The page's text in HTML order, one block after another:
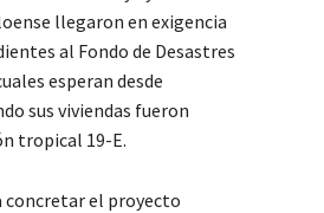
llegaron en exigencia
al Fondo de Desastres
esperan desde
sus viviendas fueron
tropical 19-E.
concretar el proyecto